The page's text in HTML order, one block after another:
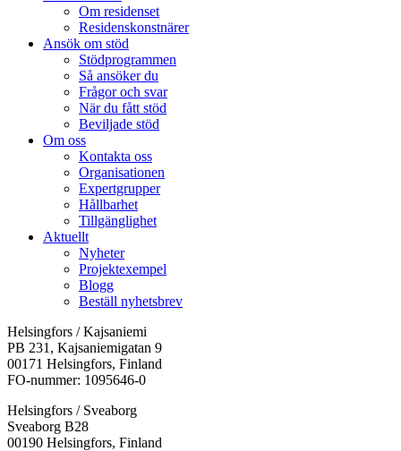
Om residenset
Residenskonstnärer
Ansök om stöd
Stödprogrammen
Så ansöker du
Frågor och svar
När du fått stöd
Beviljade stöd
Om oss
Kontakta oss
Organisationen
Expertgrupper
Hållbarhet
Tillgänglighet
Aktuellt
Nyheter
Projektexempel
Blogg
Beställ nyhetsbrev
Helsingfors / Kajsaniemi
PB 231, Kajsaniemigatan 9
00171 Helsingfors, Finland
FO-nummer: 1095646-0
Helsingfors / Sveaborg
Sveaborg B28
00190 Helsingfors, Finland